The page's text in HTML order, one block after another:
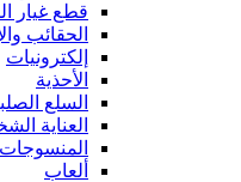
قطع غيار
الحقائب
إلكترونيات
الأحذية
السلع
العناية
ألعاب